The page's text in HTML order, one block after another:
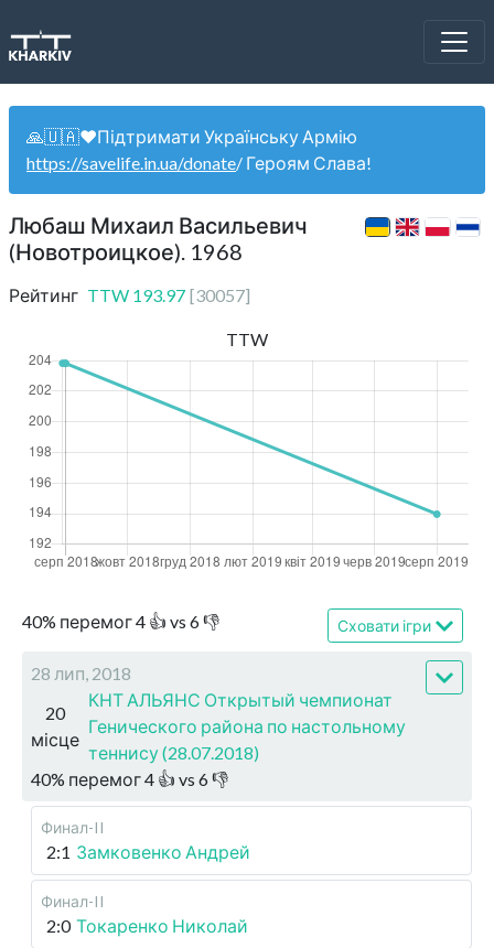
🙏🇺🇦❤️Підтримати Українську Армію
https://savelife.in.ua/donate/ Героям Слава!
Любаш Михаил Васильевич
(Новотроицкое). 1968
Рейтинг TTW 193.97 [30057]
40% перемог4 👍 vs 6👎 Сховати ігри
28 лип, 2018
20
місце
КНТ АЛЬЯНС Открытый чемпионат
Генического района по настольному
теннису (28.07.2018)
40% перемог4 👍 vs 6👎
Финал-II
2:1 Замковенко Андрей
Финал-II
2:0 Токаренко Николай
TTW